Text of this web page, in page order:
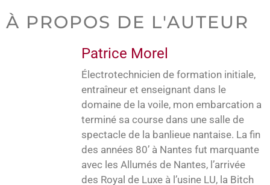
À PROPOS DE L'AUTEUR
Patrice Morel
Électrotechnicien de formation initiale,
entraîneur et enseignant dans le
domaine de la voile, mon embarcation a
terminé sa course dans une salle de
spectacle de la banlieue nantaise. La fin
des années 80’ à Nantes fut marquante
avec les Allumés de Nantes, l’arrivée
des Royal de Luxe à l’usine LU, la Bitch